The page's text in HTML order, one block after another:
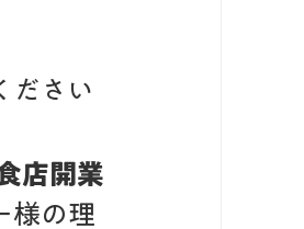
ださい
店開業
様の理